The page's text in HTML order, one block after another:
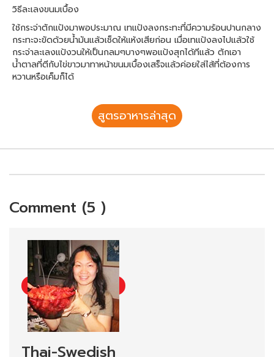
วิธีละเลงขนมเบื้อง
ใช้กระจ่าตักแป้งมาพอประมาณ เทแป้งลงกระทะที่มีความร้อนปานกลาง
กระทะจะขัดด้วยน้ำมันแล้วเช็ดให้แห้งเสียก่อน เมื่อเทแป้งลงไปแล้วใช้
กระจ่าละเลงแป้งวนให้เป็นกลมๆบางๆพอแป้งสุกได้ทีแล้ว ตักเอา
น้ำตาลที่ตีกับไข่ขาวมาทาหน้าขนมเบื้องเสร็จแล้วค่อยใส่ไส้ที่ต้องการ
หวานหรือเค็มก็ได้
สูตรอาหารล่าสุด
Comment (5 )
Thai-Swedish